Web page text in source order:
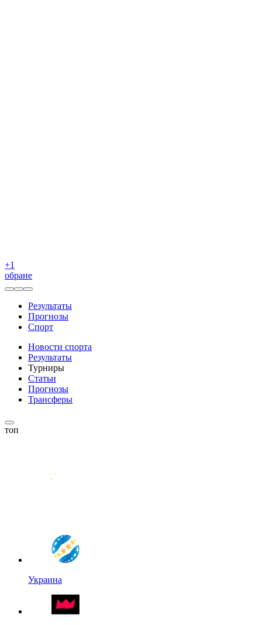
+1
обране
Результаты
Прогнозы
Спорт
Новости спорта
Результаты
Турниры
Статьи
Прогнозы
Трансферы
топ
Украина